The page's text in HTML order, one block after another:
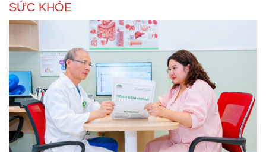
Du lịch
Tư vấn
Podcast
Câu chuyện thời sự
SỨC KHỎE